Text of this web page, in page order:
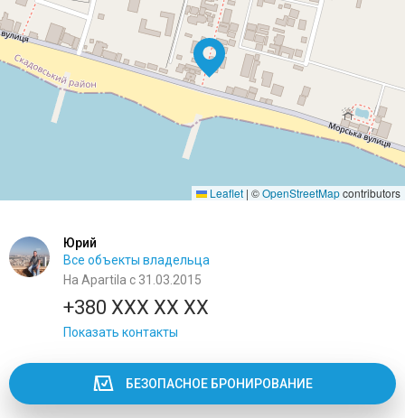
Leaflet | ©OpenStreetMapcontributors
Юрий
Все объекты владельца
На Apartila с 31.03.2015
+380 XXX XX XX
Показать контакты
БЕЗОПАСНОЕ БРОНИРОВАНИЕ